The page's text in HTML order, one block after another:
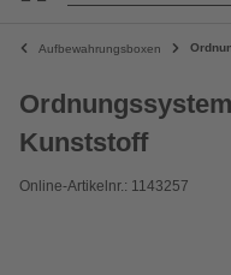
Aufbewahrungsboxen
Kunststoff
Online-Artikelnr.: 1143257